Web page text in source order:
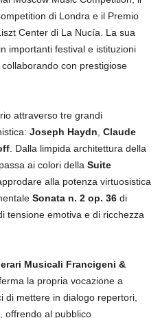
di Londra e il Premio
Center di La Nucía. La sua
importanti festival e istituzioni
con prestigiose
attraverso tre grandi
Joseph Haydn Claude
. Dalla limpida architettura della
ai colori della Suite
alla potenza virtuosistica
Sonata n. 2 op. 36 di
tensione emotiva e di ricchezza
Musicali Francigeni &
la propria vocazione a
di mettere in dialogo repertori,
offrendo al pubblico